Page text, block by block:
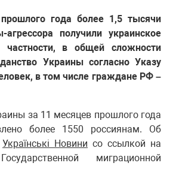
года более 1,5 тысячи
получили украинское
частности, в общей сложности
Украины согласно Указу
в том числе граждане РФ –
за 11 месяцев прошлого года
более 1550 россиянам. Об
Українські Новини со ссылкой на
миграционной